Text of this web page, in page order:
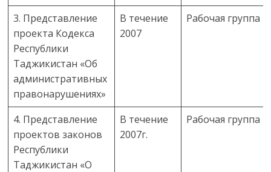
3. Представление
проекта Кодекса
Республики
Таджикистан «Об
административных
правонарушениях»
В течение
2007
Рабочая группа
4. Представление
проектов законов
Республики
Таджикистан «О
В течение
2007г.
Рабочая группа